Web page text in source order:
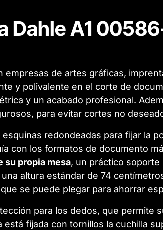
Dahle A1
empresas de artes gráficas,
y polivalente en el corte de
y un acabado profesional.
para evitar cortes no
redondeadas para fijar la
con los formatos de documento
su propia mesa, un práctico soporte
altura estándar de 74
se puede plegar para ahorrar
para los dedos, que permite
fijada con tornillos la cuchilla